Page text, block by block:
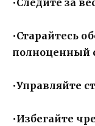
•Старайтесь
полноценный
•Управляйте
•Избегайте